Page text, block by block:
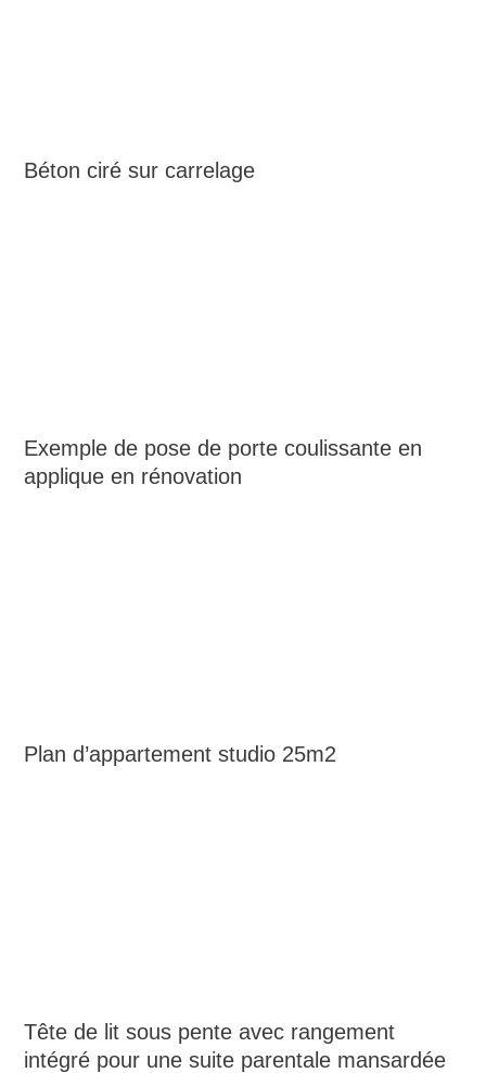
Béton ciré sur carrelage
Exemple de pose de porte coulissante en
applique en rénovation
Plan d’appartement studio 25m2
Tête de lit sous pente avec rangement
intégré pour une suite parentale mansardée